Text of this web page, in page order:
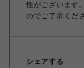
性がございます
のでご了承くだ
シェアする